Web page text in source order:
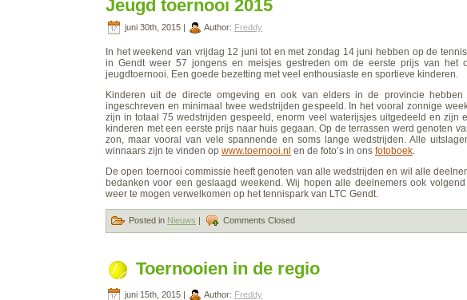
Jeugd toernooi 2015
juni 30th, 2015 | Author: Freddy
In het weekend van vrijdag 12 juni tot en met zondag 14 juni hebben op de
in Gendt weer 57 jongens en meisjes gestreden om de eerste prijs van het
jeugdtoernooi. Een goede bezetting met veel enthousiaste en sportieve kinderen.
Kinderen uit de directe omgeving en ook van elders in de provincie hebben
ingeschreven en minimaal twee wedstrijden gespeeld. In het vooral zonnige
zijn in totaal 75 wedstrijden gespeeld, enorm veel waterijsjes uitgedeeld en zijn
kinderen met een eerste prijs naar huis gegaan. Op de terrassen werd genoten
zon, maar vooral van vele spannende en soms lange wedstrijden. Alle
winnaars zijn te vinden op www.toernooi.nl en de foto’s in ons fotoboek.
De open toernooi commissie heeft genoten van alle wedstrijden en wil alle
bedanken voor een geslaagd weekend. Wij hopen alle deelnemers ook
weer te mogen verwelkomen op het tennispark van LTC Gendt.
Posted in Nieuws Comments Closed
Toernooien in de regio
juni 15th, 2015 | Author: Freddy